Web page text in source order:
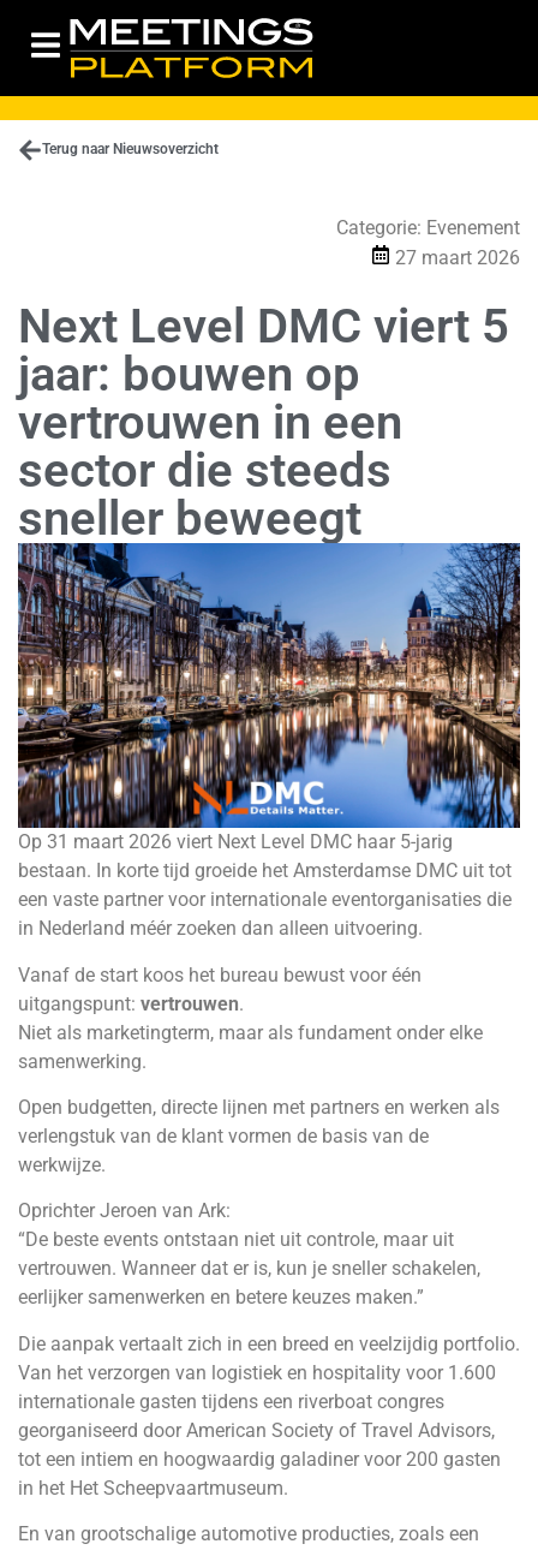
Terug naar Nieuwsoverzicht
Categorie: Evenement
27 maart 2026
Next Level DMC viert 5
jaar: bouwen op
vertrouwen in een
sector die steeds
sneller beweegt
Op 31 maart 2026 viert Next Level DMC haar 5-jarig
bestaan. In korte tijd groeide het Amsterdamse DMC uit tot
een vaste partner voor internationale eventorganisaties die
in Nederland méér zoeken dan alleen uitvoering.
Vanaf de start koos het bureau bewust voor één
uitgangspunt: vertrouwen.
Niet als marketingterm, maar als fundament onder elke
samenwerking.
Open budgetten, directe lijnen met partners en werken als
verlengstuk van de klant vormen de basis van de
werkwijze.
Oprichter Jeroen van Ark:
“De beste events ontstaan niet uit controle, maar uit
vertrouwen. Wanneer dat er is, kun je sneller schakelen,
eerlijker samenwerken en betere keuzes maken.”
Die aanpak vertaalt zich in een breed en veelzijdig portfolio.
Van het verzorgen van logistiek en hospitality voor 1.600
internationale gasten tijdens een riverboat congres
georganiseerd door American Society of Travel Advisors,
tot een intiem en hoogwaardig galadiner voor 200 gasten
in het Het Scheepvaartmuseum.
En van grootschalige automotive producties, zoals een